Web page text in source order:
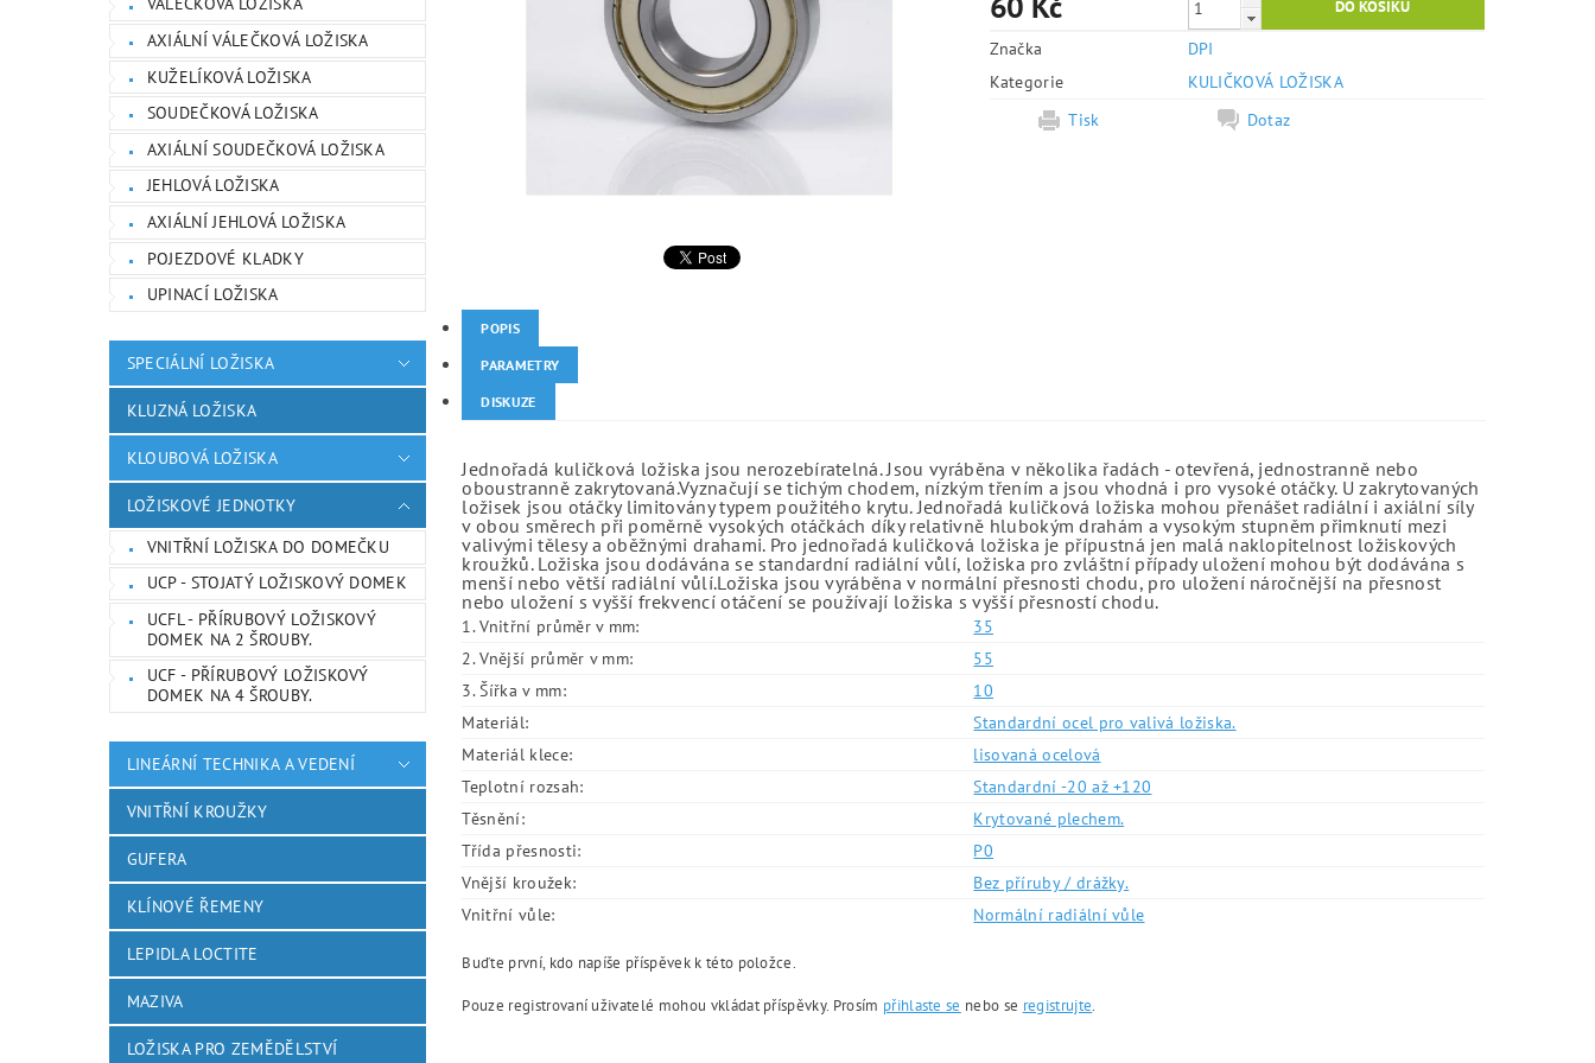
AXIÁLNÍ VÁLEČKOVÁ LOŽISKA
KUŽELÍKOVÁ LOŽISKA
SOUDEČKOVÁ LOŽISKA
AXIÁLNÍ SOUDEČKOVÁ LOŽISKA
JEHLOVÁ LOŽISKA
AXIÁLNÍ JEHLOVÁ LOŽISKA
POJEZDOVÉ KLADKY
UPINACÍ LOŽISKA
SPECIÁLNÍ LOŽISKA
KLUZNÁ LOŽISKA
KLOUBOVÁ LOŽISKA
LOŽISKOVÉ JEDNOTKY
VNITŘNÍ LOŽISKA DO DOMEČKU
UCP - STOJATÝ LOŽISKOVÝ DOMEK
UCFL - PŘÍRUBOVÝ LOŽISKOVÝ
DOMEK NA 2 ŠROUBY.
UCF - PŘÍRUBOVÝ LOŽISKOVÝ
DOMEK NA 4 ŠROUBY.
LINEÁRNÍ TECHNIKA A VEDENÍ
VNITŘNÍ KROUŽKY
GUFERA
KLÍNOVÉ ŘEMENY
LEPIDLA LOCTITE
MAZIVA
LOŽISKA PRO ZEMĚDĚLSTVÍ
Značka
DPI
Kategorie
KULIČKOVÁ LOŽISKA
Tisk
Dotaz
POPIS
PARAMETRY
DISKUZE
Jednořadá kuličková ložiska jsou nerozebíratelná. Jsou vyráběna v několika řadách - otevřená, jednostranně nebo
oboustranně zakrytovaná.Vyznačují se tichým chodem, nízkým třením a jsou vhodná i pro vysoké otáčky. U zakrytovaných
ložisek jsou otáčky limitovány typem použitého krytu. Jednořadá kuličková ložiska mohou přenášet radiální i axiální síly
v obou směrech při poměrně vysokých otáčkách díky relativně hlubokým drahám a vysokým stupněm přimknutí mezi
valivými tělesy a oběžnými drahami. Pro jednořadá kuličková ložiska je přípustná jen malá naklopitelnost ložiskových
kroužků. Ložiska jsou dodávána se standardní radiální vůlí, ložiska pro zvláštní případy uložení mohou být dodávána s
menší nebo větší radiální vůlí.Ložiska jsou vyráběna v normální přesnosti chodu, pro uložení náročnější na přesnost
nebo uložení s vyšší frekvencí otáčení se používají ložiska s vyšší přesností chodu.
1. Vnitřní průměr v mm:
35
2. Vnější průměr v mm:
55
3. Šířka v mm:
10
Materiál:
Standardní ocel pro valivá ložiska.
Materiál klece:
lisovaná ocelová
Teplotní rozsah:
Standardní -20 až +120
Těsnění:
Krytované plechem.
Třída přesnosti:
P0
Vnější kroužek:
Bez příruby / drážky.
Vnitřní vůle:
Normální radiální vůle
Buďte první, kdo napíše příspěvek k této položce.
Pouze registrovaní uživatelé mohou vkládat příspěvky. Prosím přihlaste se nebo se registrujte.